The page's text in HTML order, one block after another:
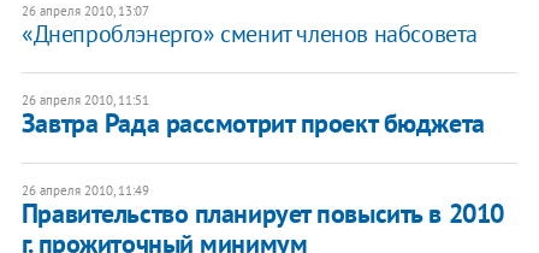
26 апреля 2010, 13:07
«Днепроблэнерго» сменит членов набсовета
26 апреля 2010, 11:51
Завтра Рада рассмотрит проект бюджета
26 апреля 2010, 11:49
Правительство планирует повысить в 2010
г. прожиточный минимум